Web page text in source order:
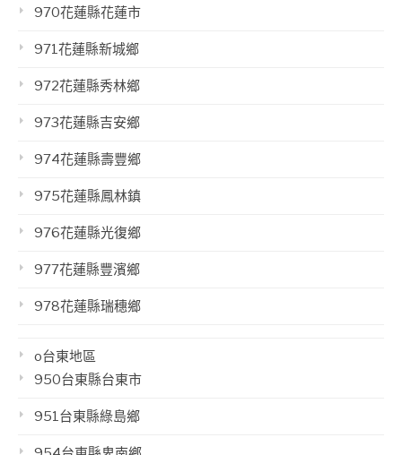
970花蓮縣花蓮市
971花蓮縣新城鄉
972花蓮縣秀林鄉
973花蓮縣吉安鄉
974花蓮縣壽豐鄉
975花蓮縣鳳林鎮
976花蓮縣光復鄉
977花蓮縣豐濱鄉
978花蓮縣瑞穗鄉
o台東地區
950台東縣台東市
951台東縣綠島鄉